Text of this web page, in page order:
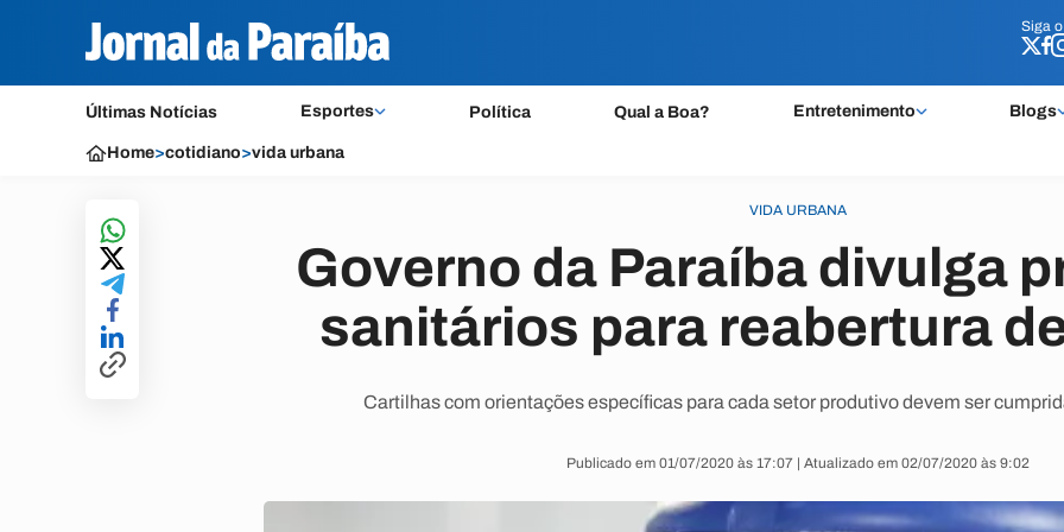
Siga o
Últimas Notícias Esportes Política Qual a Boa? Entretenimento Blogs
Siga o
Home>cotidiano>vida urbana
VIDA URBANA
Governo da Paraíba divulga
sanitários para reabertura
Cartilhas com orientações específicas para cada setor produtivo devem ser
Publicado em 01/07/2020 às 17:07 | Atualizado em 02/07/2020 às 9:02